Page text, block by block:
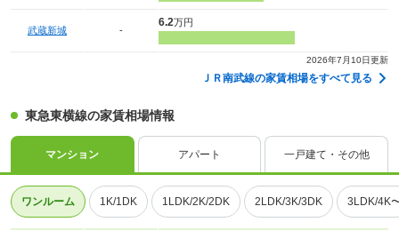
武蔵新城 -
6.2万円
2026年7月10日更新
ＪＲ南武線の家賃相場をすべて見る
東急東横線の家賃相場情報
マンション アパート 一戸建て・その他
ワンルーム 1K/1DK 1LDK/2K/2DK 2LDK/3K/3DK 3LDK/4K